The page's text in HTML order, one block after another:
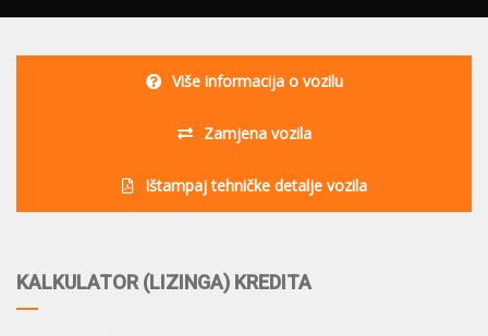
Više informacija o vozilu
Zamjena vozila
Ištampaj tehničke detalje vozila
KALKULATOR (LIZINGA) KREDITA